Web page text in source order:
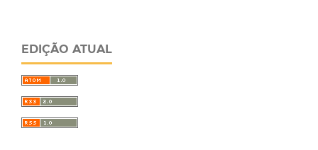
EDIÇÃO ATUAL